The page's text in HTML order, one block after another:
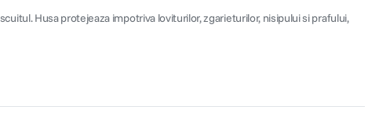
Husa protejeaza impotriva loviturilor, zgarieturilor, nisipului si prafului,